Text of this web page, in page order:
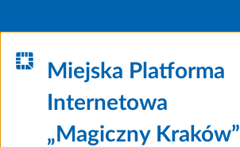
Miejska Platforma
Internetowa
„Magiczny Kraków”